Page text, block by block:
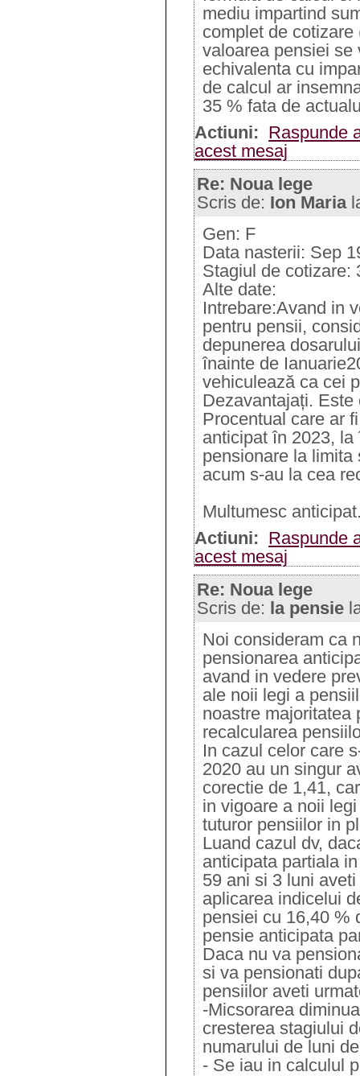
mediu impartind
complet de
valoarea pensiei se
echivalenta cu
de calcul ar
35 % fata de
Actiuni: Raspunde
acest mesaj
Re: Noua lege
Scris de: Ion Maria
Gen: F
Data nasterii: Sep
Stagiul de cotizare:
Alte date:
Intrebare:Avand in
pentru pensii,
depunerea
înainte de
vehiculează ca cei
Dezavantajați.
Procentual care ar
anticipat în 2023,
pensionare la
acum s-au la cea
Multumesc
Actiuni: Raspunde
acest mesaj
Re: Noua lege
Scris de: la pensie
Noi consideram ca
pensionarea
avand in vedere
ale noii legi a
noastre majoritatea
recalcularea
In cazul celor care
2020 au un singur
corectie de 1,41,
in vigoare a noii
tuturor pensiilor in
Luand cazul dv,
anticipata partiala
59 ani si 3 luni
aplicarea indicelui
pensiei cu 16,40 %
pensie anticipata
Daca nu va
si va pensionati
pensiilor aveti
-Micsorarea
cresterea stagiului
numarului de luni
- Se iau in calculul